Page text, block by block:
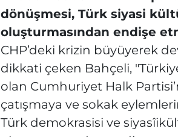
dönüşmesi, Türk siyasi
oluşturmasından endişe
CHP’deki krizin büyüyerek
dikkati çeken Bahçeli,
olan Cumhuriyet Halk
çatışmaya ve sokak
Türk demokrasisi ve